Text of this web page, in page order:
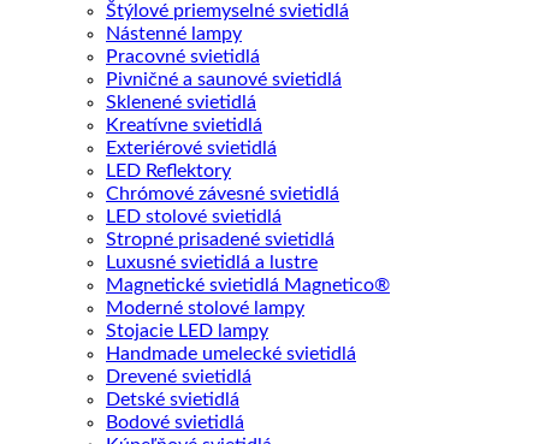
Štýlové priemyselné svietidlá
Nástenné lampy
Pracovné svietidlá
Pivničné a saunové svietidlá
Sklenené svietidlá
Kreatívne svietidlá
Exteriérové svietidlá
LED Reflektory
Chrómové závesné svietidlá
LED stolové svietidlá
Stropné prisadené svietidlá
Luxusné svietidlá a lustre
Magnetické svietidlá Magnetico®
Moderné stolové lampy
Stojacie LED lampy
Handmade umelecké svietidlá
Drevené svietidlá
Detské svietidlá
Bodové svietidlá